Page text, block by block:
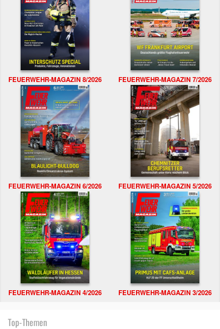
FEUERWEHR-MAGAZIN 8/2026 FEUERWEHR-MAGAZIN 7/2026
FEUERWEHR-MAGAZIN 6/2026 FEUERWEHR-MAGAZIN 5/2026
FEUERWEHR-MAGAZIN 4/2026 FEUERWEHR-MAGAZIN 3/2026
Top-Themen